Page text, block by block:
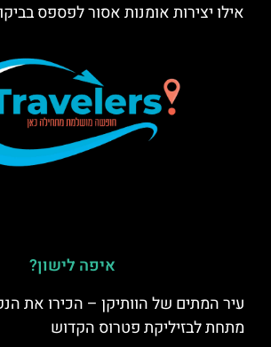
אילו יצירות אומנות אסור לפספס
איפה לישון?
עיר המתים של הוותיקן – הכירו את
מתחת לבזיליקת פטרוס הקדוש